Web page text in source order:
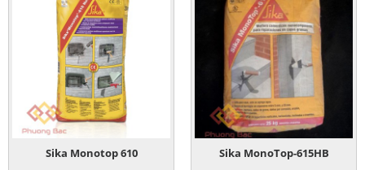
Sika Monotop 610 Sika MonoTop-615HB